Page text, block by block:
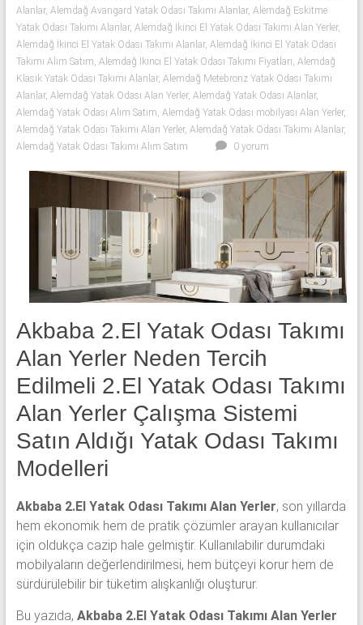
Yatak
odası
alan
yerler
olarak
2.el
yatak
odası,
odası,
Avangard
yatak
odası
ve
Metebronz
yatak
odası
takımı
alınmaktadır.
Alanlar, Alemdağ Avangard Yatak Odası Takımı Alanlar, Alemdağ Eskitme
Yatak Odası Takımı Alanlar, Alemdağ İkinci El Yatak Odası Takımı Alan Yerler,
Alemdağ İkinci El Yatak Odası Takımı Alanlar, Alemdağ İkinci El Yatak Odası
Takımı Alım Satım Alemdağ İkinci El Yatak Odası Takımı Fiyatları Alemdağ
Klasik Yatak Odası Takımı Alanlar, Alemdağ Metebronz Yatak Odası Takımı
Alanlar, Alemdağ Yatak Odası Alan Yerler, Alemdağ Yatak Odası Alanlar,
Alemdağ Yatak Odası Alım Satım Alemdağ Yatak Odası mobilyası Alan Yerler,
Alemdağ Yatak Odası Takımı Alan Yerler, Alemdağ Yatak Odası Takımı Alanlar,
Alemdağ Yatak Odası Takımı Alım Satım
0 yorum
Akbaba 2.El Yatak Odası Takımı
Alan Yerler Neden Tercih
Edilmeli 2.El Yatak Odası Takımı
Alan Yerler Çalışma Sistemi
Satın Aldığı Yatak Odası Takımı
Modelleri
Akbaba 2.El Yatak Odası Takımı Alan Yerler, son yıllarda
hem ekonomik hem de pratik çözümler arayan kullanıcılar
için oldukça cazip hale gelmiştir. Kullanılabilir durumdaki
mobilyaların değerlendirilmesi, hem bütçeyi korur hem de
sürdürülebilir bir tüketim alışkanlığı oluşturur.
Bu yazıda, Akbaba 2.El Yatak Odası Takımı Alan Yerler